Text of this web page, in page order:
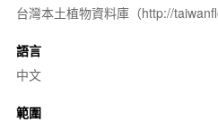
台灣本土植物資料庫（http://
語言
中文
範圍